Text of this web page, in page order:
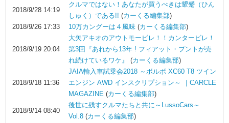
2018/9/28 14:19
クルマではない！あなたが買うべきは顰蹙（ひん
しゅく）である!! (カーくる編集部)
2018/9/26 17:33
10万カングーは４風味 (カーくる編集部)
2018/9/19 20:04
大矢アキオのアウトモービレ！！カンタービレ！
第3回『あれから13年 ! フィアット・プントが売
れ続けているワケ』
(カーくる編集部)
2018/9/18 11:36
JAIA輸入車試乗会2018 ～ボルボ XC60 T8 ツイン
エンジン AWD インスクリプション～ ｜CARCLE
MAGAZINE (カーくる編集部)
2018/9/14 08:40
後世に残すクルマたちと共に～LussoCars～
Vol.8 (カーくる編集部)